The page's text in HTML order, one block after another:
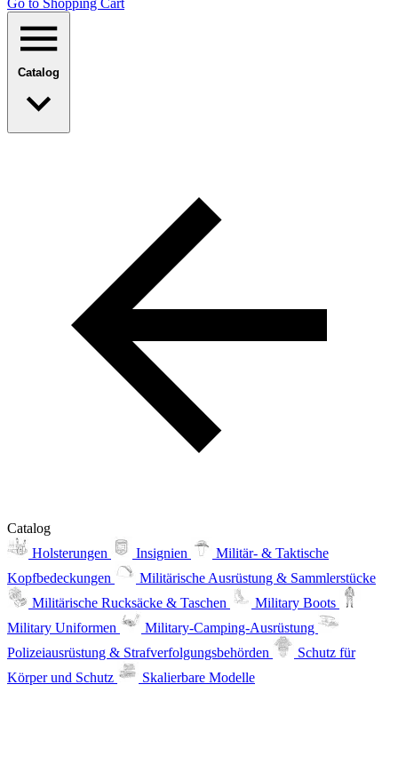
Go to Shopping Сart
Catalog
Catalog
Holsterungen
Insignien
Militär- & Taktische
Kopfbedeckungen
Militärische Ausrüstung & Sammlerstücke
Militärische Rucksäcke & Taschen
Military Boots
Military Uniformen
Military-Camping-Ausrüstung
Polizeiausrüstung & Strafverfolgungsbehörden
Schutz für
Körper und Schutz
Skalierbare Modelle